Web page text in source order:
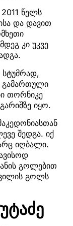
წელს
და დავით
კი უკვე
თორნიკე
იყო.
შედგა. იქ
იღბალი.
გოლებით
გოლს